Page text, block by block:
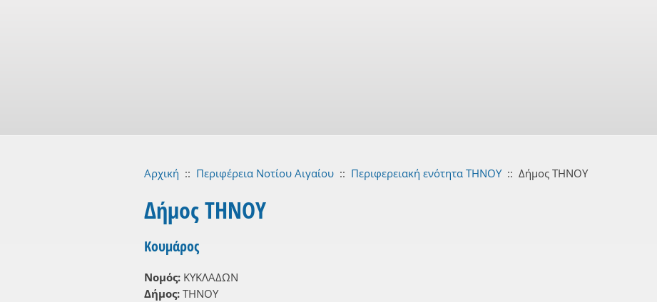
Αρχική :: Περιφέρεια Νοτίου Αιγαίου :: Περιφερειακή ενότητα ΤΗΝΟΥ :: Δήμος ΤΗΝΟΥ
Δήμος ΤΗΝΟΥ
Κουμάρος
Νομός: ΚΥΚΛΑΔΩΝ
Δήμος: ΤΗΝΟΥ